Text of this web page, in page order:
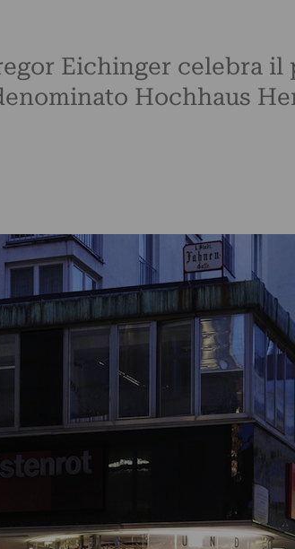
Eichinger celebra
Hochhaus